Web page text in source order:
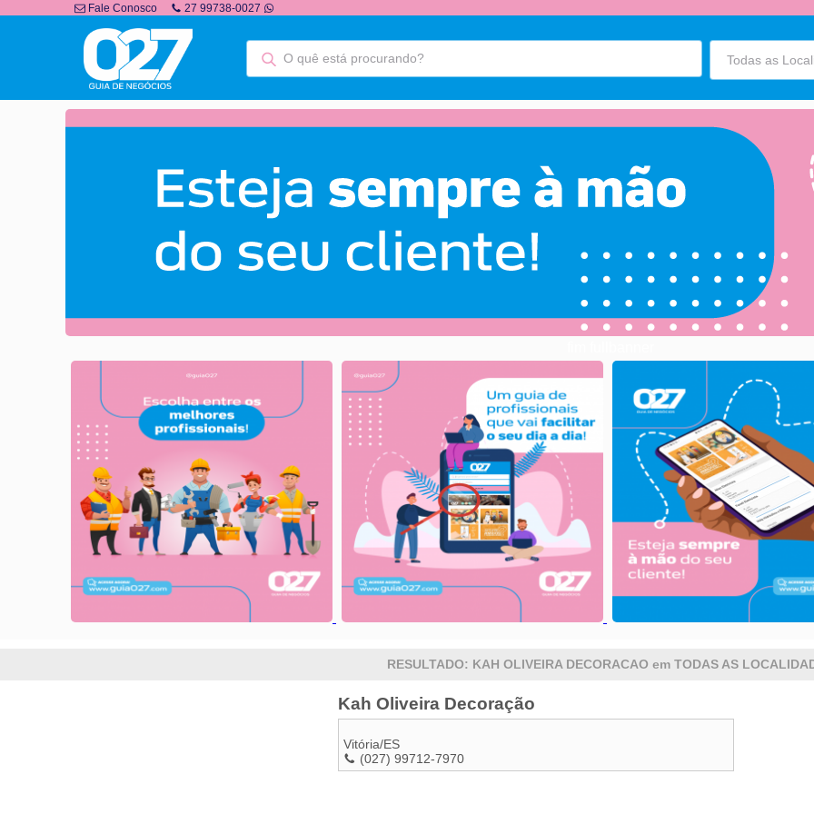
Fale Conosco 27 99738-0027
RESULTADO: KAH OLIVEIRA DECORACAO em TODAS AS
Kah Oliveira Decoração
Vitória/ES
(027) 99712-7970